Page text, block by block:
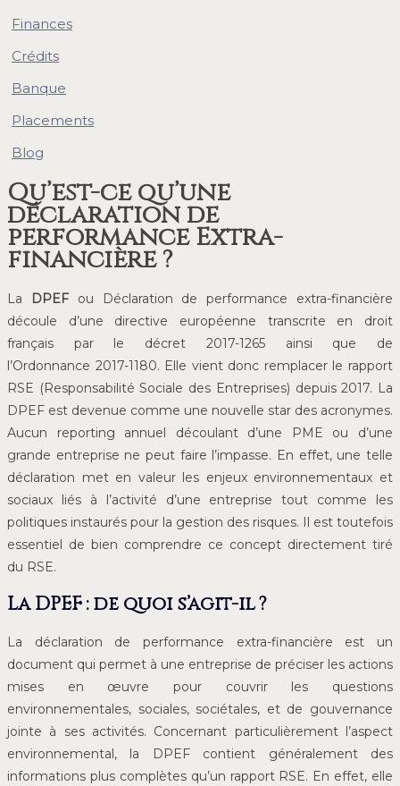
Finances
Crédits
Banque
Placements
Blog
Qu’est-ce qu’une
déclaration de
performance Extra-
financière ?
La DPEFou Déclaration de performance extra-financière
découle d’une directive européenne transcrite en droit
français par le décret 2017-1265 ainsi que de
l’Ordonnance 2017-1180. Elle vient donc remplacer le rapport
RSE (Responsabilité Sociale des Entreprises) depuis 2017. La
DPEF est devenue comme une nouvelle star des acronymes.
Aucun reporting annuel découlant d’une PME ou d’une
grande entreprise ne peut faire l’impasse. En effet, une telle
déclaration met en valeur les enjeux environnementaux et
sociaux liés à l’activité d’une entreprise tout comme les
politiques instaurés pour la gestion des risques. Il est toutefois
essentiel de bien comprendre ce concept directement tiré
du RSE.
La DPEF : de quoi s’agit-il ?
La déclaration de performance extra-financière est un
document qui permet à une entreprise de préciser les actions
mises en œuvre pour couvrir les questions
environnementales, sociales, sociétales, et de gouvernance
jointe à ses activités. Concernant particulièrement l’aspect
environnemental, la DPEF contient généralement des
informations plus complètes qu’un rapport RSE. En effet, elle